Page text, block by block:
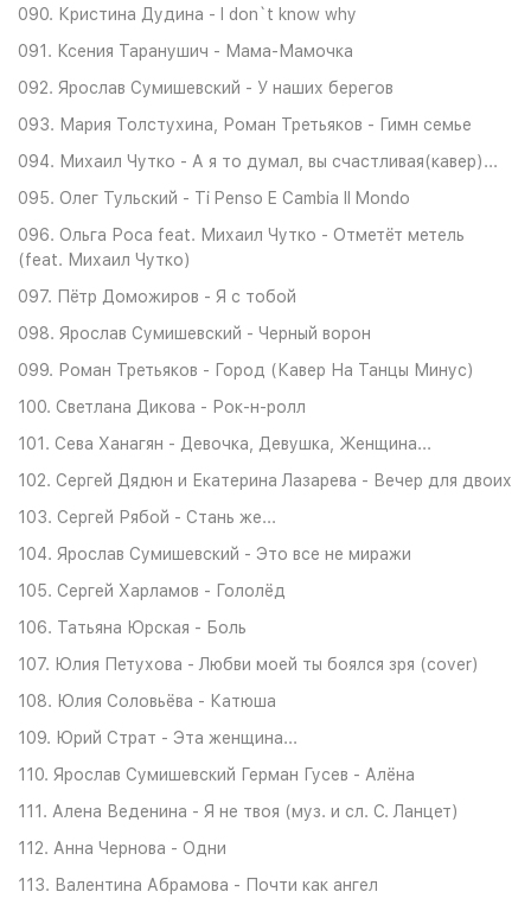
090. Кристина Дудина - I don`t know why
091. Ксения Таранушич - Мама-Мамочка
092. Ярослав Сумишевский - У наших берегов
093. Мария Толстухина, Роман Третьяков - Гимн семье
094. Михаил Чутко - А я то думал, вы счастливая(кавер)...
095. Олег Тульский - Ti Penso E Cambia ll Mondo
096. Ольга Роса feat. Михаил Чутко - Отметёт метель
(feat. Михаил Чутко)
097. Пётр Доможиров - Я с тобой
098. Ярослав Сумишевский - Черный ворон
099. Роман Третьяков - Город (Кавер На Танцы Минус)
100. Светлана Дикова - Рок-н-ролл
101. Сева Ханагян - Девочка, Девушка, Женщина...
102. Сергей Дядюн и Екатерина Лазарева - Вечер для двоих
103. Сергей Рябой - Стань же...
104. Ярослав Сумишевский - Это все не миражи
105. Сергей Харламов - Гололёд
106. Татьяна Юрская - Боль
107. Юлия Петухова - Любви моей ты боялся зря (cover)
108. Юлия Соловьёва - Катюша
109. Юрий Страт - Эта женщина...
110. Ярослав Сумишевский Герман Гусев - Алёна
111. Алена Веденина - Я не твоя (муз. и сл. С. Ланцет)
112. Анна Чернова - Одни
113. Валентина Абрамова - Почти как ангел